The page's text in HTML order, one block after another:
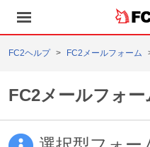
FC2ヘルプ FC2メールフォーム
FC2メールフォ